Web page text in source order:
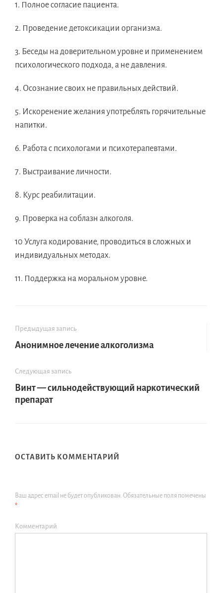
1. Полное согласие пациента.
2. Проведение детоксикации организма.
3. Беседы на доверительном уровне и применением
психологического подхода, а не давления.
4. Осознание своих не правильных действий.
5. Искоренение желания употреблять горячительные
напитки.
6. Работа с психологами и психотерапевтами.
7. Выстраивание личности.
8. Курс реабилитации.
9. Проверка на соблазн алкоголя.
10 Услуга кодирование, проводиться в сложных и
индивидуальных методах.
11. Поддержка на моральном уровне.
Предыдущая запись
Анонимное лечение алкоголизма
Следующая запись
Винт — сильнодействующий наркотический
препарат
ОСТАВИТЬ КОММЕНТАРИЙ
Ваш адрес email не будет опубликован. Обязательные поля помечены
*
Комментарий